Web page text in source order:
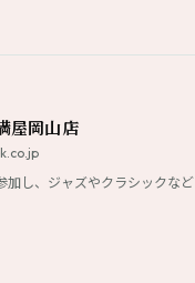
屋岡山店
加し、ジャズやクラシックなど